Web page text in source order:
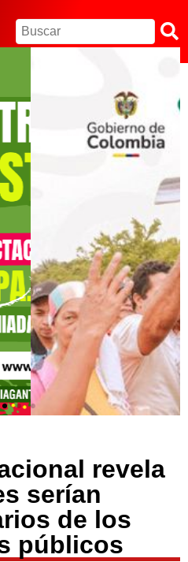
revela
serían
de los
públicos